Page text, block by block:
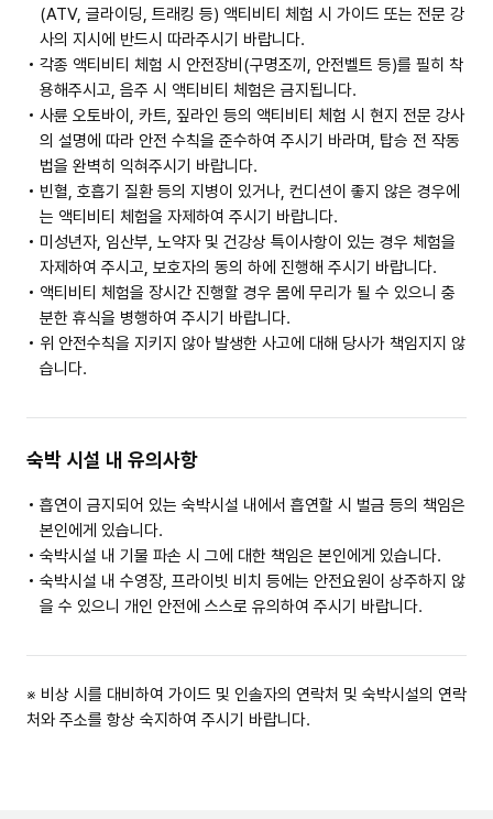
(ATV, 글라이딩, 트래킹 등) 액티비티 체험 시 가이드 또는 전문 강
사의 지시에 반드시 따라주시기 바랍니다.
각종 액티비티 체험 시 안전장비(구명조끼, 안전벨트 등)를 필히 착
용해주시고, 음주 시 액티비티 체험은 금지됩니다.
사륜 오토바이, 카트, 짚라인 등의 액티비티 체험 시 현지 전문 강사
의 설명에 따라 안전 수칙을 준수하여 주시기 바라며, 탑승 전 작동
법을 완벽히 익혀주시기 바랍니다.
빈혈, 호흡기 질환 등의 지병이 있거나, 컨디션이 좋지 않은 경우에
는 액티비티 체험을 자제하여 주시기 바랍니다.
미성년자, 임산부, 노약자 및 건강상 특이사항이 있는 경우 체험을
자제하여 주시고, 보호자의 동의 하에 진행해 주시기 바랍니다.
액티비티 체험을 장시간 진행할 경우 몸에 무리가 될 수 있으니 충
분한 휴식을 병행하여 주시기 바랍니다.
위 안전수칙을 지키지 않아 발생한 사고에 대해 당사가 책임지지 않
습니다.
숙박 시설 내 유의사항
흡연이 금지되어 있는 숙박시설 내에서 흡연할 시 벌금 등의 책임은
본인에게 있습니다.
숙박시설 내 기물 파손 시 그에 대한 책임은 본인에게 있습니다.
숙박시설 내 수영장, 프라이빗 비치 등에는 안전요원이 상주하지 않
을 수 있으니 개인 안전에 스스로 유의하여 주시기 바랍니다.
※ 비상 시를 대비하여 가이드 및 인솔자의 연락처 및 숙박시설의 연락
처와 주소를 항상 숙지하여 주시기 바랍니다.